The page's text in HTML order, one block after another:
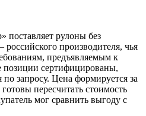
поставляет рулоны без
производителя, чья
предъявляемым к
сертифицированы,
запросу. Цена формируется за
пересчитать стоимость
мог сравнить выгоду с